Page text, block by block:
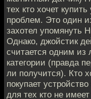
тех кто хочет
проблем. Это один
захотел упомянуть
Однако, джойстик
считается одним из
категории (правда
ли получится). Кто
покупает
для тех кто не